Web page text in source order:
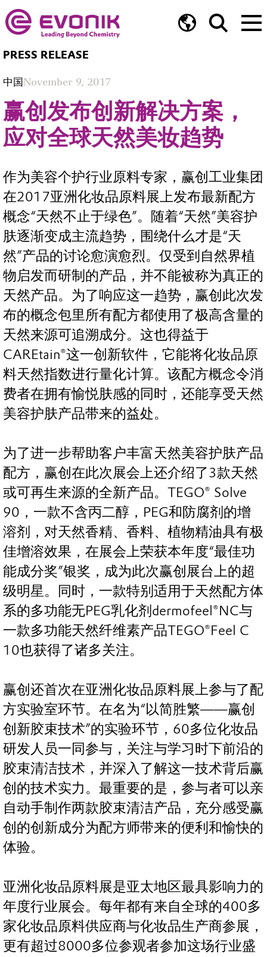
PRESS RELEASE
中国November 9, 2017
赢创发布创新解决方案，
应对全球天然美妆趋势
作为美容个护行业原料专家，赢创工业集团
在2017亚洲化妆品原料展上发布最新配方
概念“天然不止于绿色”。随着“天然”美容护
肤逐渐变成主流趋势，围绕什么才是“天
然”产品的讨论愈演愈烈。仅受到自然界植
物启发而研制的产品，并不能被称为真正的
天然产品。为了响应这一趋势，赢创此次发
布的概念包里所有配方都使用了极高含量的
天然来源可追溯成分。这也得益于
CAREtain®这一创新软件，它能将化妆品原
料天然指数进行量化计算。该配方概念令消
费者在拥有愉悦肤感的同时，还能享受天然
美容护肤产品带来的益处。
为了进一步帮助客户丰富天然美容护肤产品
配方，赢创在此次展会上还介绍了3款天然
或可再生来源的全新产品。TEGO® Solve
90，一款不含丙二醇，PEG和防腐剂的增
溶剂，对天然香精、香料、植物精油具有极
佳增溶效果，在展会上荣获本年度“最佳功
能成分奖”银奖，成为此次赢创展台上的超
级明星。同时，一款特别适用于天然配方体
系的多功能无PEG乳化剂dermofeel®NC与
一款多功能天然纤维素产品TEGO®Feel C
10也获得了诸多关注。
赢创还首次在亚洲化妆品原料展上参与了配
方实验室环节。在名为“以简胜繁——赢创
创新胶束技术”的实验环节，60多位化妆品
研发人员一同参与，关注与学习时下前沿的
胶束清洁技术，并深入了解这一技术背后赢
创的技术实力。最重要的是，参与者可以亲
自动手制作两款胶束清洁产品，充分感受赢
创的创新成分为配方师带来的便利和愉快的
体验。
亚洲化妆品原料展是亚太地区最具影响力的
年度行业展会。每年都有来自全球的400多
家化妆品原料供应商与化妆品生产商参展，
更有超过8000多位参观者参加这场行业盛